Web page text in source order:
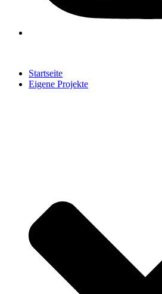
Startseite
Eigene Projekte